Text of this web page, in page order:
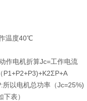
温度40℃
电机折算Jc=工作电流
以电机总功率（Jc=25%)
表）